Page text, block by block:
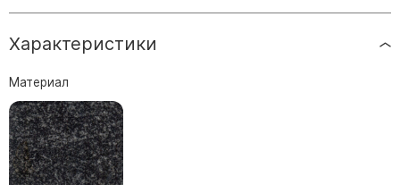
Памятники военным
Памятники с фотокерамикой
Характеристики
Материал